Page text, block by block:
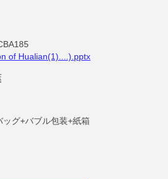
of Hualian(1)....).pptx
グ+バブル包装+紙箱